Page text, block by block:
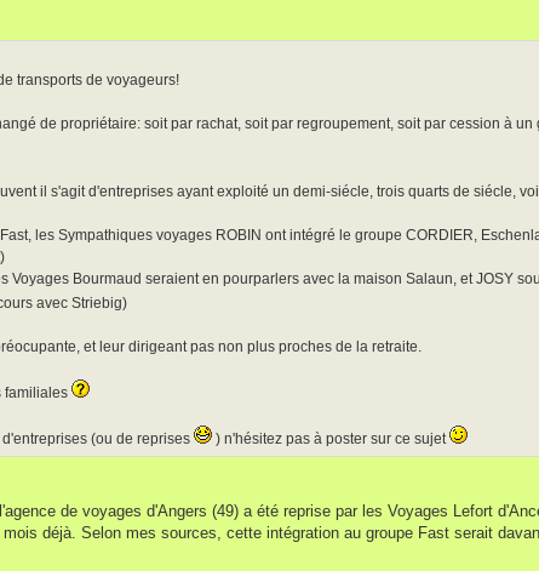
transports de voyageurs!
de propriétaire: soit par rachat, soit par regroupement, soit par cession à un
il s'agit d'entreprises ayant exploité un demi-siécle, trois quarts de siécle,
les Sympathiques voyages ROBIN ont intégré le groupe CORDIER,
Bourmaud seraient en pourparlers avec la maison Salaun, et JOSY
avec Striebig)
et leur dirigeant pas non plus proches de la retraite.
familiales
(ou de reprises ) n'hésitez pas à poster sur ce sujet
de voyages d'Angers (49) a été reprise par les Voyages Lefort
déjà. Selon mes sources, cette intégration au groupe Fast serait